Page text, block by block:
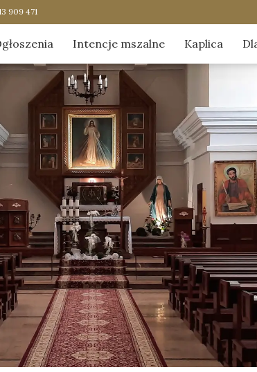
909 471
Sakramentu
Mszach Świętych
Intencje mszalne Kaplica
Galeria
O kaplicy
Zostaną w
O nas w